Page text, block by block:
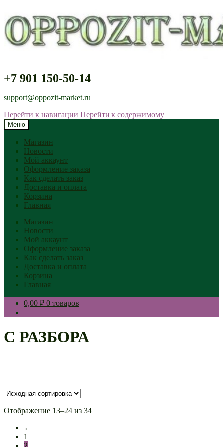
+7 901 150-50-14
support@oppozit-market.ru
Перейти к навигации Перейти к содержимому
Меню
Магазин
Новости
Мой аккаунт
Оформление заказа
Как сделать заказ
Доставка и оплата
Корзина
Главная
Магазин
Новости
Мой аккаунт
Оформление заказа
Как сделать заказ
Доставка и оплата
Корзина
Главная
0,00 ₽ 0 товаров
С РАЗБОРА
Отображение 13–24 из 34
←
1
2